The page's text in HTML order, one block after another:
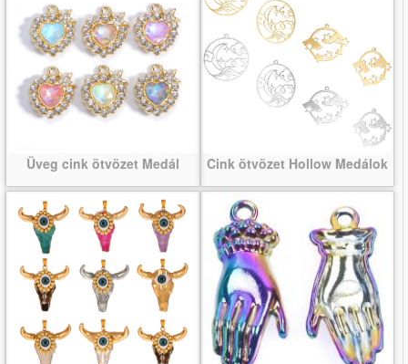
Üveg cink ötvözet Medál Cink ötvözet Hollow Medálok